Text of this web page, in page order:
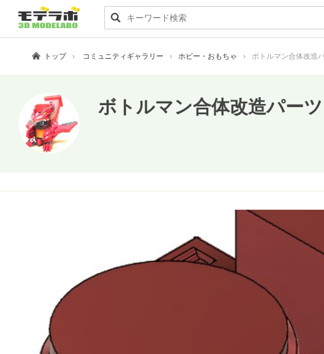
トップ コミュニティギャラリー ホビー・おもちゃ ボトルマン合体改造
ボトルマン合体改造パー